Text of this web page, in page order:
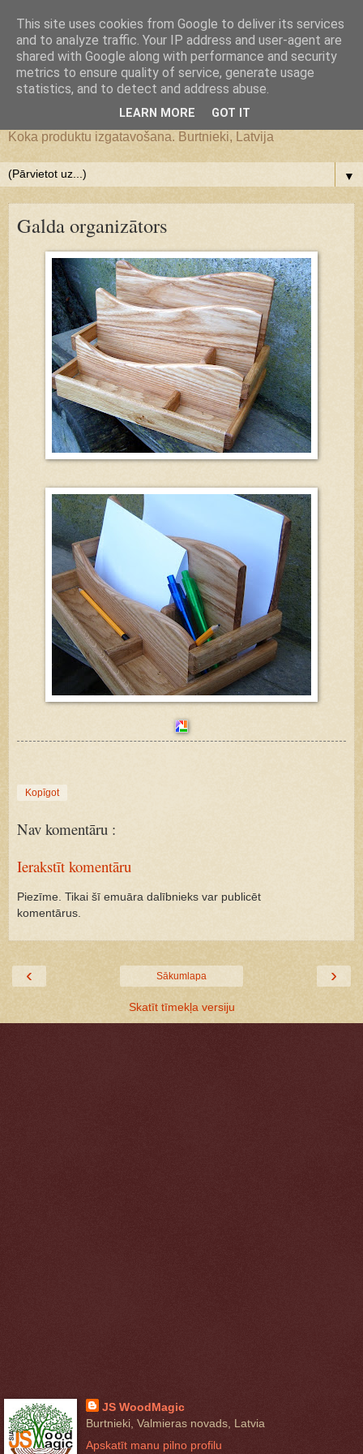
JS WoodMagic, koka lietu
darbnīca
Koka produktu izgatavošana. Burtnieki, Latvija
▼
Galda organizātors
Kopīgot
Nav komentāru :
Ierakstīt komentāru
Piezīme. Tikai šī emuāra dalībnieks var publicēt
komentārus.
‹ ›
Sākumlapa
Skatīt tīmekļa versiju
JS WoodMagic
Burtnieki, Valmieras novads, Latvia
Apskatīt manu pilno profilu
This site uses cookies from Google to deliver its services
and to analyze traffic. Your IP address and user-agent are
shared with Google along with performance and security
metrics to ensure quality of service, generate usage
statistics, and to detect and address abuse.
LEARN MORE GOT IT